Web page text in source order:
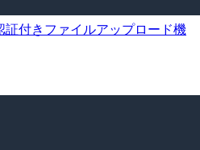
付きファイルアップロード機